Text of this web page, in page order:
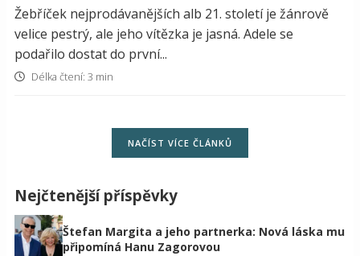
Žebříček nejprodávanějších alb 21. století je žánrově
velice pestrý, ale jeho vítězka je jasná. Adele se
podařilo dostat do první...
Délka čtení: 3 min
NAČÍST VÍCE ČLÁNKŮ
Nejčtenější příspěvky
Štefan Margita a jeho partnerka: Nová láska mu
připomíná Hanu Zagorovou